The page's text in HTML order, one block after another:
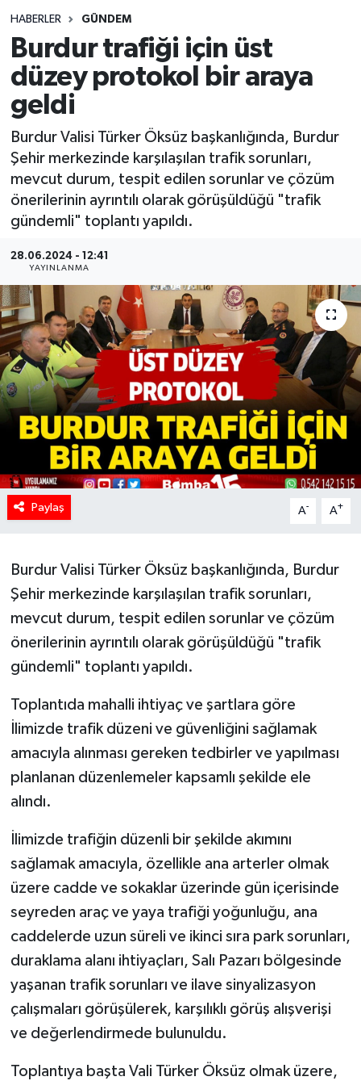
HABERLER GÜNDEM
Burdur trafiği için üst
düzey protokol bir araya
geldi
Burdur Valisi Türker Öksüz başkanlığında, Burdur
Şehir merkezinde karşılaşılan trafik sorunları,
mevcut durum, tespit edilen sorunlar ve çözüm
önerilerinin ayrıntılı olarak görüşüldüğü "trafik
gündemli" toplantı yapıldı.
28.06.2024 - 12:41
YAYINLANMA
Paylaş A- A+
Burdur Valisi Türker Öksüz başkanlığında, Burdur
Şehir merkezinde karşılaşılan trafik sorunları,
mevcut durum, tespit edilen sorunlar ve çözüm
önerilerinin ayrıntılı olarak görüşüldüğü "trafik
gündemli" toplantı yapıldı.
Toplantıda mahalli ihtiyaç ve şartlara göre
İlimizde trafik düzeni ve güvenliğini sağlamak
amacıyla alınması gereken tedbirler ve yapılması
planlanan düzenlemeler kapsamlı şekilde ele
alındı.
İlimizde trafiğin düzenli bir şekilde akımını
sağlamak amacıyla, özellikle ana arterler olmak
üzere cadde ve sokaklar üzerinde gün içerisinde
seyreden araç ve yaya trafiği yoğunluğu, ana
caddelerde uzun süreli ve ikinci sıra park sorunları,
duraklama alanı ihtiyaçları, Salı Pazarı bölgesinde
yaşanan trafik sorunları ve ilave sinyalizasyon
çalışmaları görüşülerek, karşılıklı görüş alışverişi
ve değerlendirmede bulunuldu.
Toplantıya başta Vali Türker Öksüz olmak üzere,
Spor
Tebrik
Türkiye